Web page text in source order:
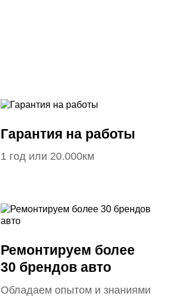
Гарантия на работы
1 год или 20.000км
Ремонтируем более
30 брендов авто
Обладаем опытом и знаниями